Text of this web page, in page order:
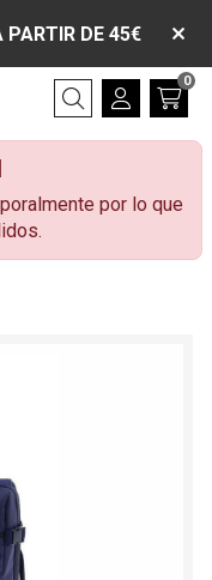
PARTIR DE 45€
Buscar
0
por lo que